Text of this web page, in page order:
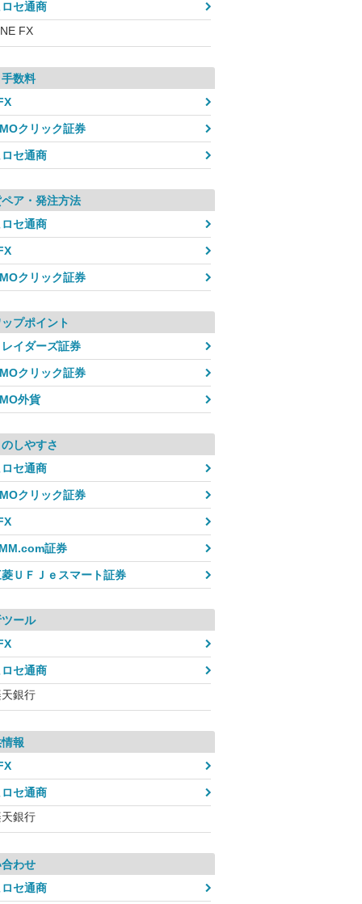
ロセ通商
FX
数料
クリック証券
ロセ通商
ア・発注方法
ロセ通商
クリック証券
ップポイント
レイダーズ証券
クリック証券
外貨
しやすさ
ロセ通商
クリック証券
証券
菱ＵＦＪｅスマート証券
ール
ロセ通商
銀行
報
ロセ通商
銀行
合わせ
ロセ通商